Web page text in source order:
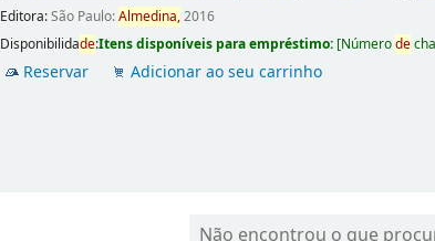
Editora:São Paulo:Almedina,2016
Disponibilidade:Itens disponíveis para empréstimo: [Númerode
Reservar Adicionar ao seu carrinho